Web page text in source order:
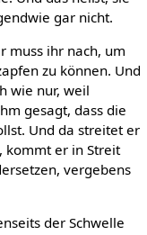
gar nicht.
muss ihr nach, um
zu können. Und
wie nur, weil
gesagt, dass die
Und da streitet er
kommt er in Streit
vergebens
der Schwelle